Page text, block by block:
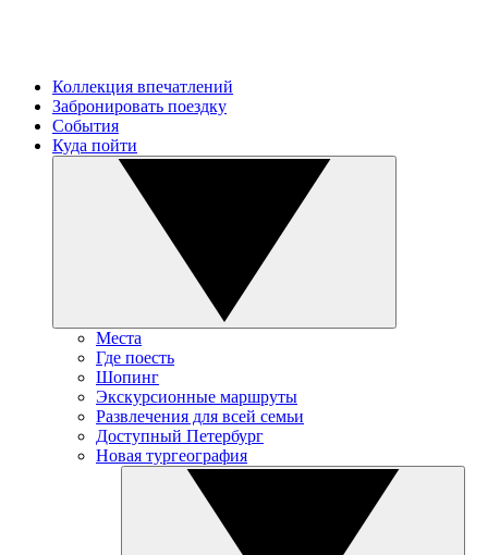
Коллекция впечатлений
Забронировать поездку
События
Куда пойти
Места
Где поесть
Шопинг
Экскурсионные маршруты
Развлечения для всей семьи
Доступный Петербург
Новая тургеография